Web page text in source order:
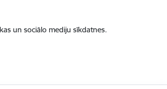
un sociālo mediju sīkdatnes.